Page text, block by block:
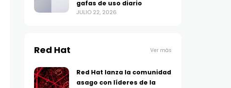
gafas de uso diario
JULIO 22, 2026
Red Hat Ver más
Red Hat lanza la comunidad
asago con líderes de la